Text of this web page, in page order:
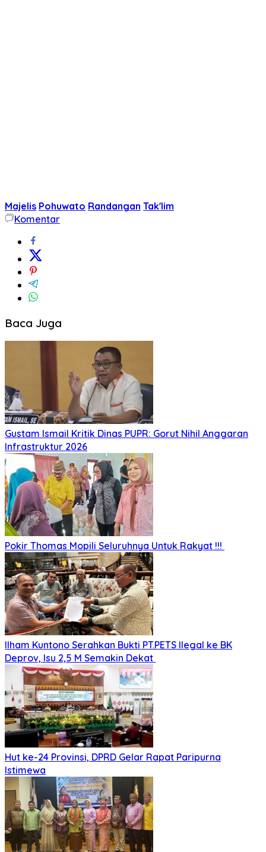
Majelis Pohuwato Randangan Tak'lim
Komentar
Baca Juga
Gustam Ismail Kritik Dinas PUPR: Gorut Nihil Anggaran
Infrastruktur 2026
Pokir Thomas Mopili Seluruhnya Untuk Rakyat !!!
Ilham Kuntono Serahkan Bukti PT.PETS Ilegal ke BK
Deprov, Isu 2,5 M Semakin Dekat
Hut ke-24 Provinsi, DPRD Gelar Rapat Paripurna
Istimewa